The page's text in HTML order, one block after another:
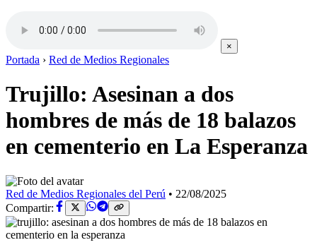
×
Portada › Red de Medios Regionales
Trujillo: Asesinan a dos
hombres de más de 18 balazos
en cementerio en La Esperanza
Red de Medios Regionales del Perú • 22/08/2025
Compartir: